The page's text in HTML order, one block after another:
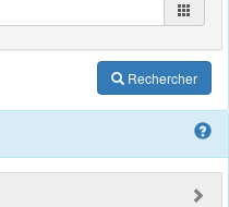
Rechercher